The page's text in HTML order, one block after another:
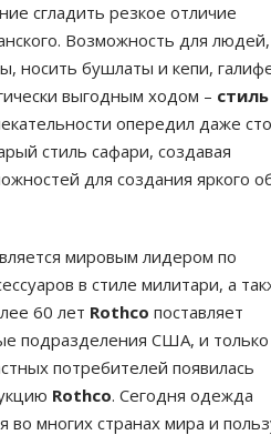
сгладить резкое отличие
Возможность для людей,
носить бушлаты и кепи,
выгодным ходом – стиль
опередил даже
стиль сафари, создавая
для создания яркого
мировым лидером по
в стиле милитари, а
60 лет Rothco поставляет
подразделения США, и только
потребителей появилась
Rothco. Сегодня одежда
во многих странах мира и